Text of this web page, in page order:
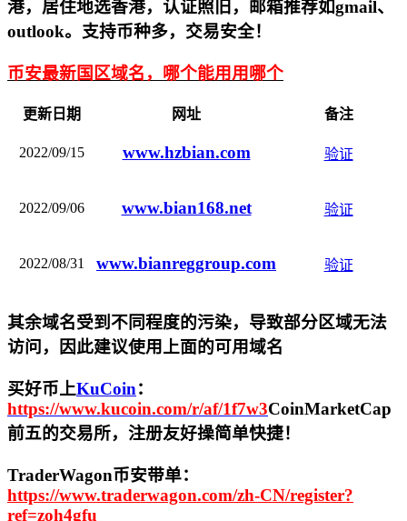
港，居住地选香港，认证照旧， 邮箱推荐如gmail、
outlook。支持币种多，交易安全！
币安最新国区域名，哪个能用用哪个
更新日期 网址 备注
2022/09/15 www.hzbian.com 验证
2022/09/06 www.bian168.net 验证
2022/08/31 www.bianreggroup.com 验证
其余域名受到不同程度的污染，导致部分区域无法
访问，
因此建议使用上面的可用域名
买好币上KuCoin：
https://www.kucoin.com/r/af/1f7w3CoinMarketCap
前五的交易所，注册友好操简单快捷！
TraderWagon币安带单：
https://www.traderwagon.com/zh-CN/register?
ref=zoh4gfu